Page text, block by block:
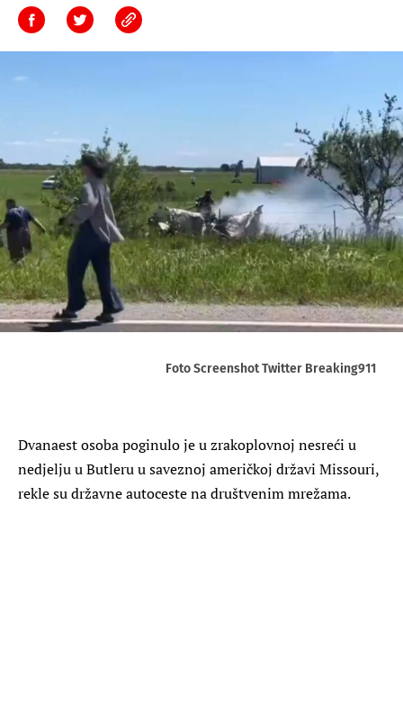
Foto Screenshot Twitter Breaking911
Dvanaest osoba poginulo je u zrakoplovnoj nesreći u
nedjelju u Butleru u saveznoj američkoj državi Missouri,
rekle su državne autoceste na društvenim mrežama.